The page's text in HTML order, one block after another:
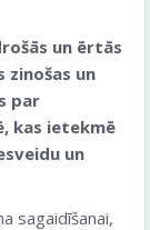
un ērtās
zinošas un
par
kas ietekmē
un
sagaidīšanai,